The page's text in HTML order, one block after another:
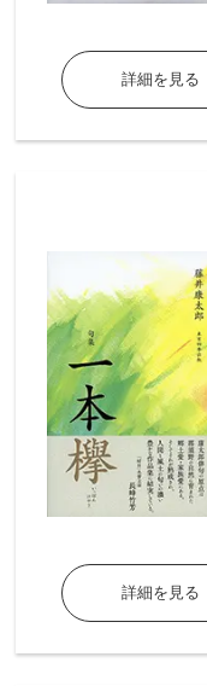
詳細を見る
詳細を見る